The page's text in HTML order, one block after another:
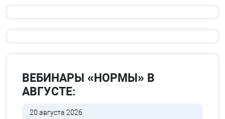
ВЕБИНАРЫ «НОРМЫ» В
АВГУСТЕ:
20 августа 2026